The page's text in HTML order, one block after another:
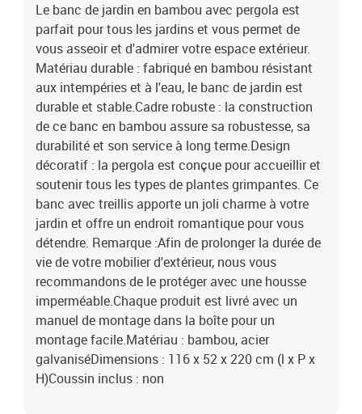
Le banc de jardin en bambou avec pergola est
parfait pour tous les jardins et vous permet de
vous asseoir et d'admirer votre espace extérieur.
Matériau durable : fabriqué en bambou résistant
aux intempéries et à l'eau, le banc de jardin est
durable et stable.Cadre robuste : la construction
de ce banc en bambou assure sa robustesse, sa
durabilité et son service à long terme.Design
décoratif : la pergola est conçue pour accueillir et
soutenir tous les types de plantes grimpantes. Ce
banc avec treillis apporte un joli charme à votre
jardin et offre un endroit romantique pour vous
détendre. Remarque :Afin de prolonger la durée de
vie de votre mobilier d'extérieur, nous vous
recommandons de le protéger avec une housse
imperméable.Chaque produit est livré avec un
manuel de montage dans la boîte pour un
montage facile.Matériau : bambou, acier
galvaniséDimensions : 116 x 52 x 220 cm (l x P x
H)Coussin inclus : non